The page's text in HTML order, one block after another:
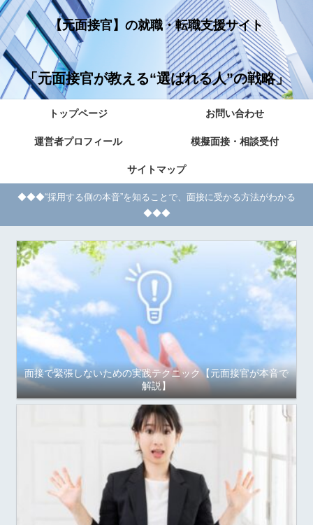
【元面接官】の就職・転職支援サイト
「元面接官が教える“選ばれる人”の戦略」
トップページ お問い合わせ
運営者プロフィール 模擬面接・相談受付
サイトマップ
◆◆◆“採用する側の本音”を知ることで、面接に受かる方法がわかる
◆◆◆
面接で緊張しないための実践テクニック【元面接官が本音で
解説】